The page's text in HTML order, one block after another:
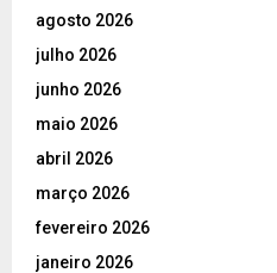
agosto 2026
julho 2026
junho 2026
maio 2026
abril 2026
março 2026
fevereiro 2026
janeiro 2026